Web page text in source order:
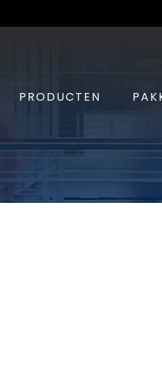
PRODUCTEN